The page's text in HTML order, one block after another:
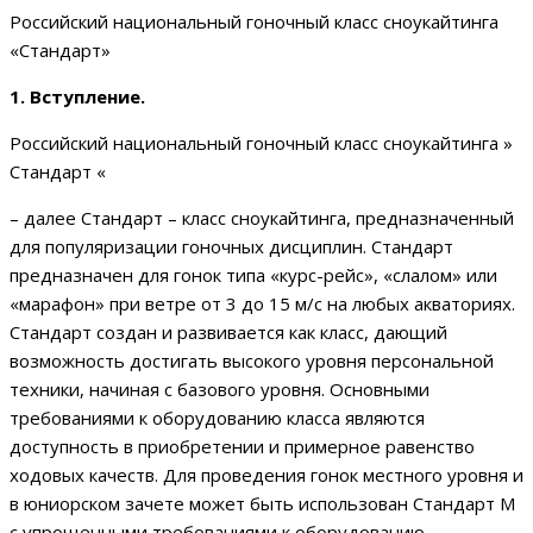
Российский национальный гоночный класс сноукайтинга
«Стандарт»
1. Вступление.
Российский национальный гоночный класс сноукайтинга »
Стандарт «
– далее Стандарт – класс сноукайтинга, предназначенный
для популяризации гоночных дисциплин. Стандарт
предназначен для гонок типа «курс-рейс», «слалом» или
«марафон» при ветре от 3 до 15 м/с на любых акваториях.
Стандарт создан и развивается как класс, дающий
возможность достигать высокого уровня персональной
техники, начиная с базового уровня. Основными
требованиями к оборудованию класса являются
доступность в приобретении и примерное равенство
ходовых качеств. Для проведения гонок местного уровня и
в юниорском зачете может быть использован Стандарт М